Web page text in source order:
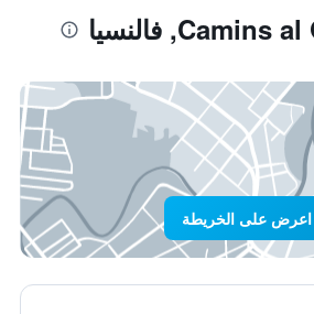
اعرض على الخريطة